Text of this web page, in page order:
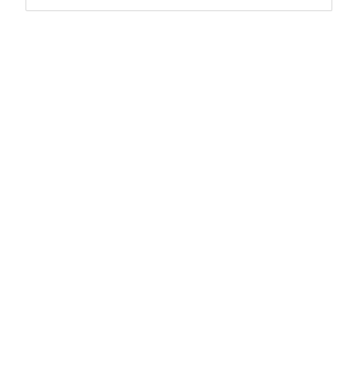
Berufsrechtliche Regelungen: § 34 f Gewerbeordnung